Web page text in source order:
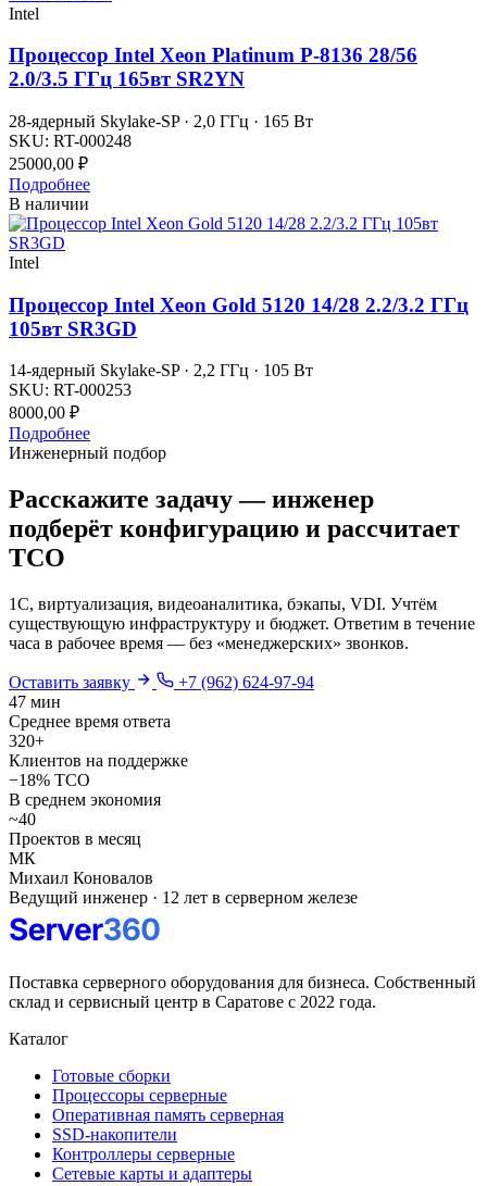
Intel
Процессор Intel Xeon Platinum P-8136 28/56
2.0/3.5 ГГц 165вт SR2YN
28-ядерный Skylake-SP · 2,0 ГГц · 165 Вт
SKU: RT-000248
25000,00 ₽
Подробнее
В наличии
Intel
Процессор Intel Xeon Gold 5120 14/28 2.2/3.2 ГГц
105вт SR3GD
14-ядерный Skylake-SP · 2,2 ГГц · 105 Вт
SKU: RT-000253
8000,00 ₽
Подробнее
Инженерный подбор
Расскажите задачу — инженер
подберёт конфигурацию и рассчитает
TCO
1С, виртуализация, видеоаналитика, бэкапы, VDI. Учтём
существующую инфраструктуру и бюджет. Ответим в течение
часа в рабочее время — без «менеджерских» звонков.
Оставить заявку
+7 (962) 624-97-94
47 мин
Среднее время ответа
320+
Клиентов на поддержке
−18% TCO
В среднем экономия
~40
Проектов в месяц
МК
Михаил Коновалов
Ведущий инженер · 12 лет в серверном железе
Поставка серверного оборудования для бизнеса. Собственный
склад и сервисный центр в Саратове с 2022 года.
Каталог
Готовые сборки
Процессоры серверные
Оперативная память серверная
SSD-накопители
Контроллеры серверные
Сетевые карты и адаптеры